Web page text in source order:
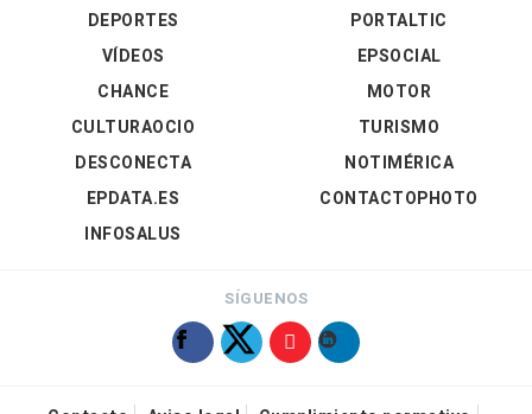
DEPORTES
VÍDEOS
PORTALTIC
EPSOCIAL
CHANCE
CULTURAOCIO
DESCONECTA
EPDATA.ES
INFOSALUS
MOTOR
TURISMO
NOTIMÉRICA
CONTACTOPHOTO
SÍGUENOS